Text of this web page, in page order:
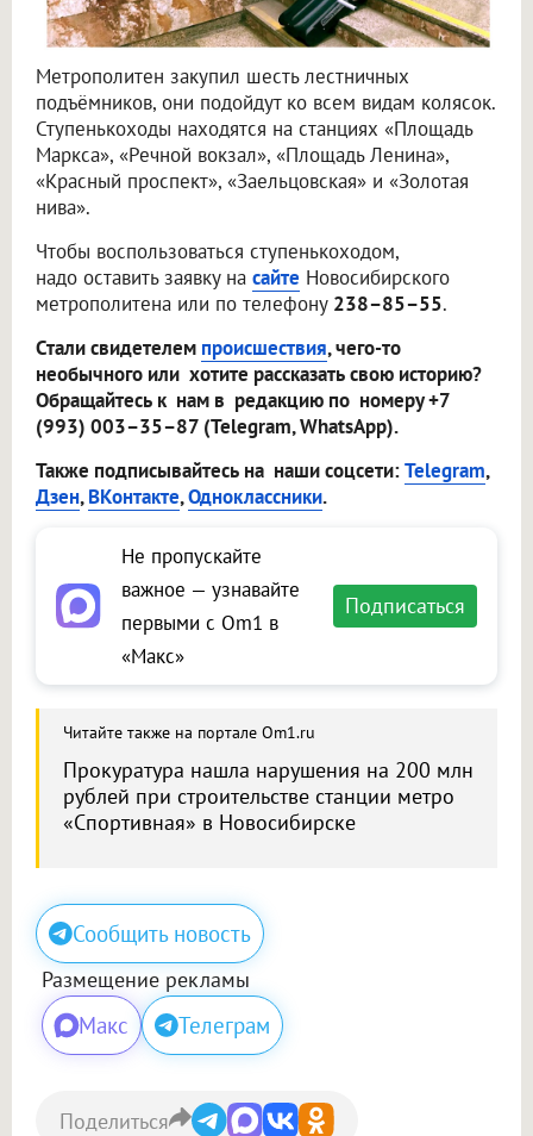
Метрополитен закупил шесть лестничных
подъёмников, они подойдут ко всем видам колясок.
Ступенькоходы находятся на станциях «Площадь
Маркса», «Речной вокзал», «Площадь Ленина»,
«Красный проспект», «Заельцовская» и «Золотая
нива».
Чтобы воспользоваться ступенькоходом,
надо оставить заявку на сайте Новосибирского
метрополитена или по телефону 238–85–55.
Стали свидетелем происшествия, чего-то
необычного или хотите рассказать свою историю?
Обращайтесь к нам в редакцию по номеру +7
(993) 003–35–87 (Telegram, WhatsApp).
Также подписывайтесь на наши соцсети:Telegram,
Дзен,ВКонтакте,Одноклассники.
Не пропускайте
важное — узнавайте
первыми с Om1 в
«Макс»
Подписаться
Читайте также на портале Om1.ru
Прокуратура нашла нарушения на 200 млн
рублей при строительстве станции метро
«Спортивная» в Новосибирске
Сообщить новость
Размещение рекламы
Макс Телеграм
Поделиться